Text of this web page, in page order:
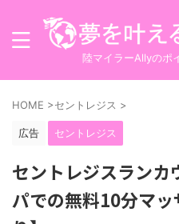
陸マイラーAllyのポ
HOME >セントレジス >
広告 セントレジス
セントレジスランカ
パでの無料10分マ